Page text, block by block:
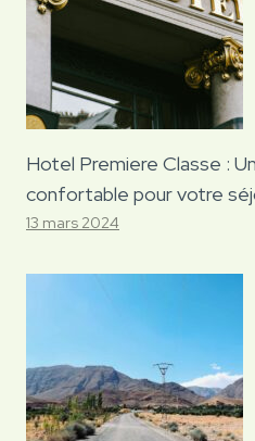
Hotel Premiere Classe :
confortable pour votre
13 mars 2024